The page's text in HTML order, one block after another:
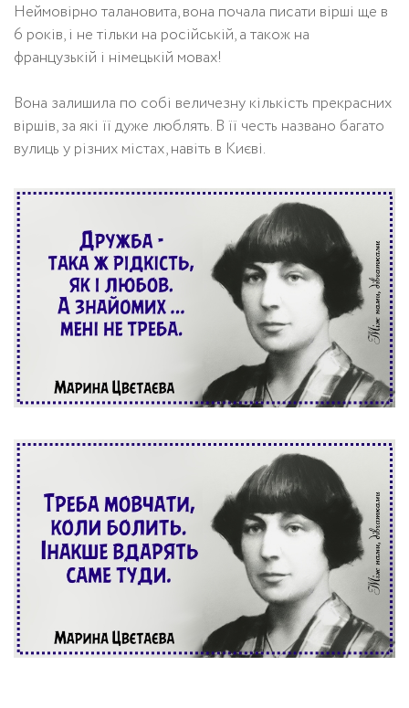
Неймовірно талановита, вона почала писати вірші ще в
6 років, і не тільки на російській, а також на
французькій і німецькій мовах!
Вона залишила по собі величезну кількість прекрасних
віршів, за які її дуже люблять. В її честь названо багато
вулиць у різних містах, навіть в Києві.